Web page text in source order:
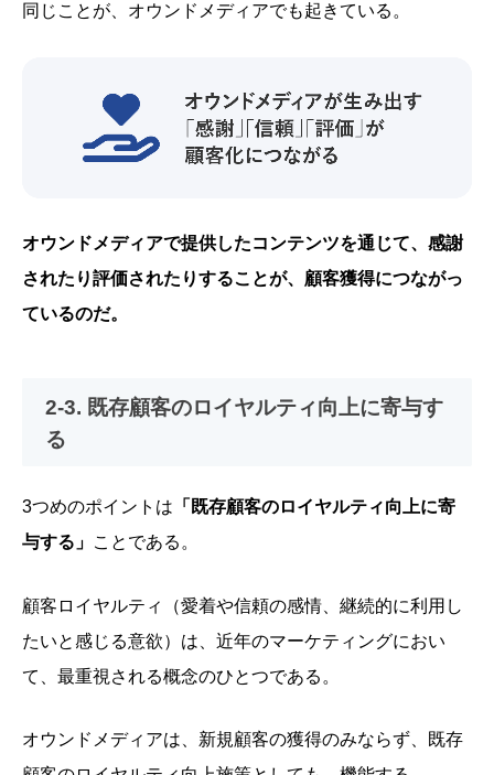
同じことが、オウンドメディアでも起きている。
オウンドメディアで提供したコンテンツを通じて、感謝
されたり評価されたりすることが、顧客獲得につながっ
ているのだ。
2-3. 既存顧客のロイヤルティ向上に寄与す
る
3つめのポイントは 「既存顧客のロイヤルティ向上に寄
与する」 ことである。
顧客ロイヤルティ（愛着や信頼の感情、継続的に利用し
たいと感じる意欲）は、近年のマーケティングにおい
て、最重視される概念のひとつである。
オウンドメディアは、新規顧客の獲得のみならず、既存